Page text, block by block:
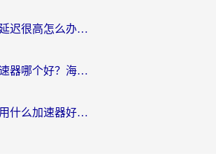
雪糕工厂国外玩延迟很高怎么办？海外玩家国服游戏加速终极攻略（附实测推荐）
打江南百景图加速器哪个好？海外党踩坑N次后，终于找到不卡的秘诀
非洲玩装甲战争用什么加速器好？海外党亲测有效的国服游戏加速方案